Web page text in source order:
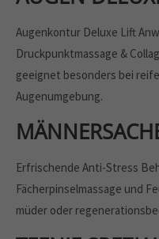
About us
Lorem ipsum dolor sit
sociis natoque penatibus
nascetur ridiculus mus.
Augenkontur Deluxe Lift
Druckpunktmassage &
geeignet besonders bei
Augenumgebung.
Erfrischende Anti-Stress
Fächerpinselmassage und
müder oder